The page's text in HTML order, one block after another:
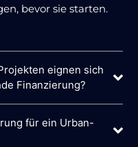
bevor sie starten.
eignen sich
Finanzierung?
für ein Urban-